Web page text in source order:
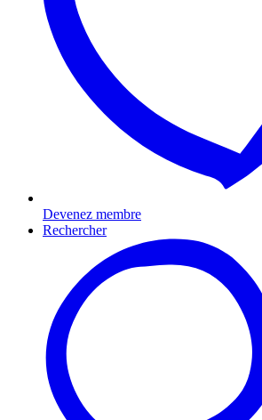
Devenez membre
Rechercher